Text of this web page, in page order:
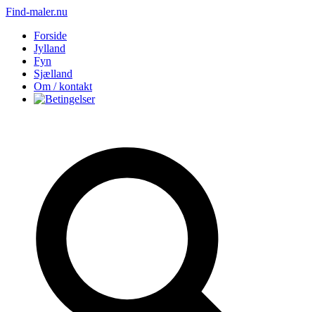
Find-maler.nu
Forside
Jylland
Fyn
Sjælland
Om / kontakt